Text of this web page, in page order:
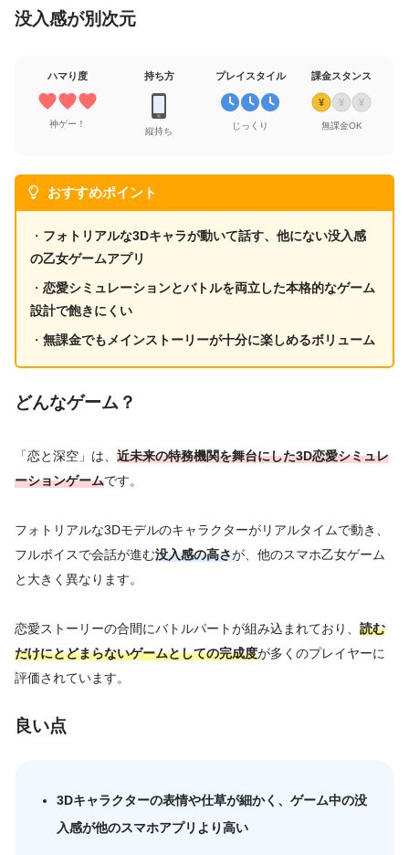
没入感が別次元
ハマり度
神ゲー！
持ち方
縦持ち
プレイスタイル
じっくり
課金スタンス
¥ ¥ ¥
無課金OK
おすすめポイント
・ フォトリアルな3Dキャラが動いて話す、他にない没入感
の乙女ゲームアプリ
・恋愛シミュレーションとバトルを両立した本格的なゲーム
設計で飽きにくい
・無課金でもメインストーリーが十分に楽しめるボリューム
どんなゲーム？
「恋と深空」は、 近未来の特務機関を舞台にした3D恋愛シミュレ
ーションゲームです。
フォトリアルな3Dモデルのキャラクターがリアルタイムで動き、
フルボイスで会話が進む没入感の高さが、他のスマホ乙女ゲーム
と大きく異なります。
恋愛ストーリーの合間にバトルパートが組み込まれており、 読む
だけにとどまらないゲームとしての完成度が多くのプレイヤーに
評価されています。
良い点
3Dキャラクターの表情や仕草が細かく、ゲーム中の没
入感が他のスマホアプリより高い